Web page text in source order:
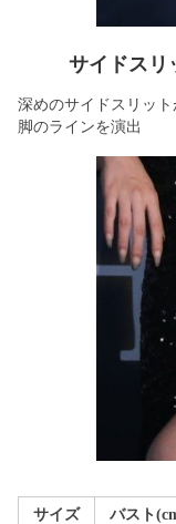
サイドスリ
深めのサイドスリッ
脚のラインを演出
サイズ バスト